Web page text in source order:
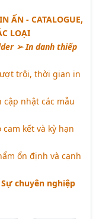
ẤN - CATALOGUE,
LOẠI
➢ In danh thiếp
trội, thời gian in
nhật các mẫu
kết và kỳ hạn
ổn định và cạnh
chuyên nghiệp